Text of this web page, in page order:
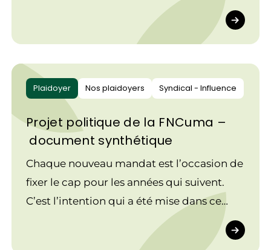
Plaidoyer Nos plaidoyers Syndical - Influence
Projet politique de la FNCuma –
document synthétique
Chaque nouveau mandat est l’occasion de
fixer le cap pour les années qui suivent.
C’est l’intention qui a été mise dans ce
précédents, Ce projet politique marque